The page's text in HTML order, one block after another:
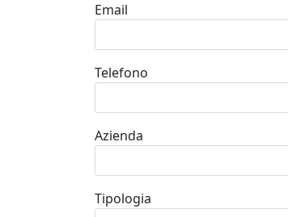
Email
Telefono
Azienda
Tipologia